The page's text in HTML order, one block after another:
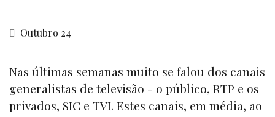
Outubro 24
Nas últimas semanas muito se falou dos canais
generalistas de televisão - o público, RTP e os
privados, SIC e TVI. Estes canais, em média, ao